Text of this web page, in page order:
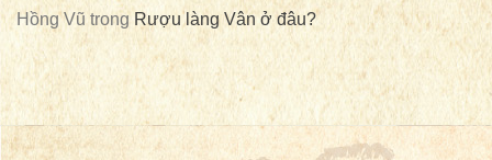
Hồng Vũ trong Rượu làng Vân ở đâu?